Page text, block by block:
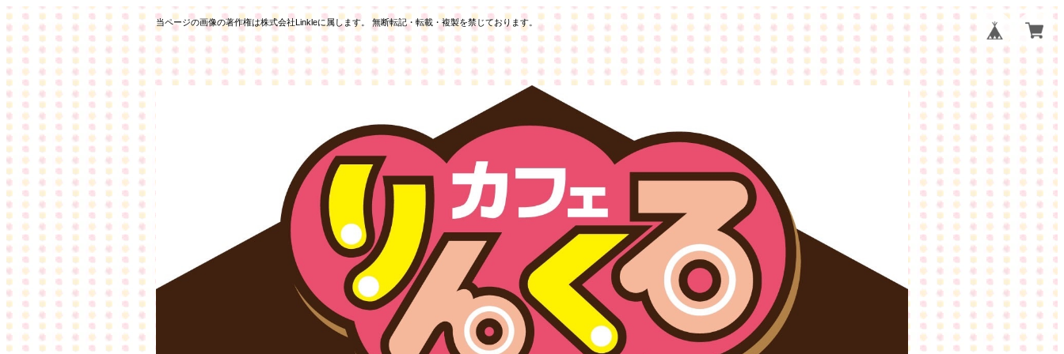
当ページの画像の著作権は株式会社Linkleに属します。 無断転記・転載・複製を禁じております。